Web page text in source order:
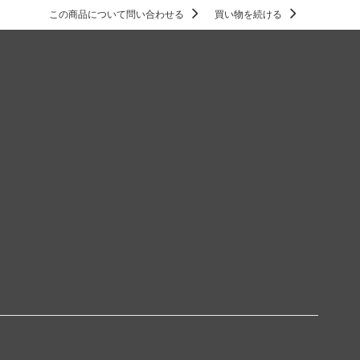
この商品について問い合わせる 買い物を続ける